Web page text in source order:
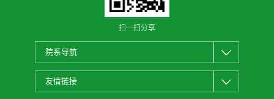
扫一扫分享
院系导航
友情链接